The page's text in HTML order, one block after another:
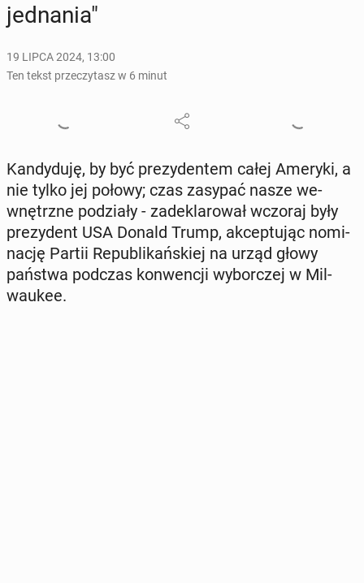
jed­na­nia"
19 LIPCA 2024, 13:00
Ten tekst przeczytasz w 6 minut
Kan­dy­du­ję, by być pre­zy­den­tem całej Ameryki, a
nie tylko jej połowy; czas zasypać nasze we­
wnętrz­ne po­dzia­ły - za­de­kla­ro­wał wczoraj były
pre­zy­dent USA Donald Trump, ak­cep­tu­jąc no­mi­
na­cję Partii Re­pu­bli­kań­skiej na urząd głowy
państwa podczas kon­wen­cji wy­bor­czej w Mil­
wau­kee.